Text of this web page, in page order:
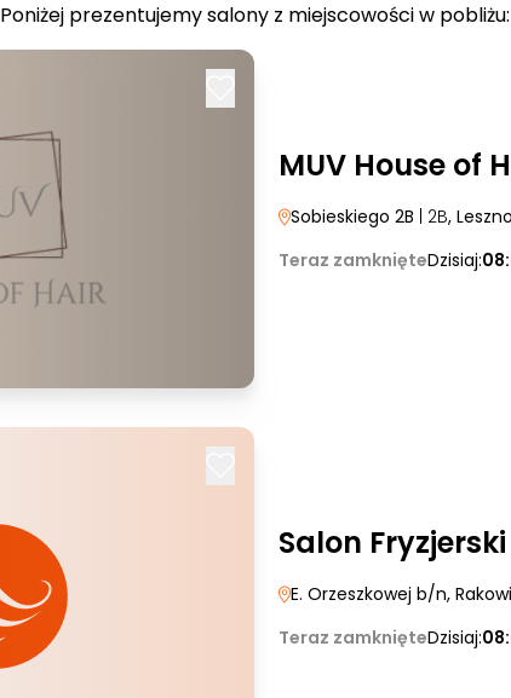
Poniżej prezentujemy salony z miejscowości w pobliżu:
MUV House of
Sobieskiego 2B | 2B, Leszno
Teraz zamknięteDzisiaj:
Salon
E. Orzeszkowej b/n,
Teraz zamknięteDzisiaj: